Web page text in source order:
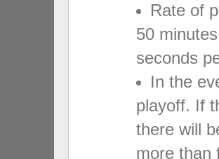
Rate of
50
seconds
In the
playoff. If
there will
more than